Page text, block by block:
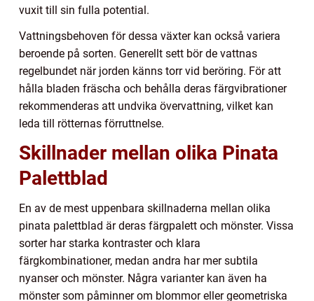
vuxit till sin fulla potential.
Vattningsbehoven för dessa växter kan också variera
beroende på sorten. Generellt sett bör de vattnas
regelbundet när jorden känns torr vid beröring. För att
hålla bladen fräscha och behålla deras färgvibrationer
rekommenderas att undvika övervattning, vilket kan
leda till rötternas förruttnelse.
Skillnader mellan olika Pinata
Palettblad
En av de mest uppenbara skillnaderna mellan olika
pinata palettblad är deras färgpalett och mönster. Vissa
sorter har starka kontraster och klara
färgkombinationer, medan andra har mer subtila
nyanser och mönster. Några varianter kan även ha
mönster som påminner om blommor eller geometriska